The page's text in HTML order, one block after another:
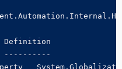
Definition